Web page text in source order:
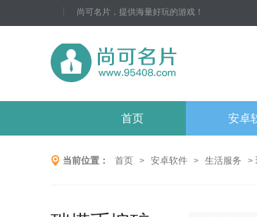
尚可名片，提供海量好玩的游戏！
首页 安卓
当前位置： 首页 > 安卓软件 > 生活服务 >